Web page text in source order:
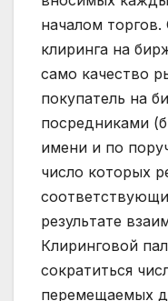
началом
клиринга на
само качество
покупатель на
посредниками
имени и по
число которых
результате
Клиринговой
сократиться
перемещаемых